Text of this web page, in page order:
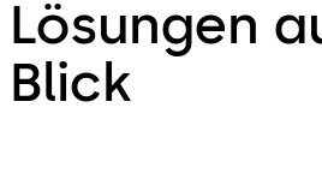
Lösungen
Blick